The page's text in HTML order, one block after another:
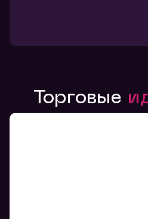
Торговые